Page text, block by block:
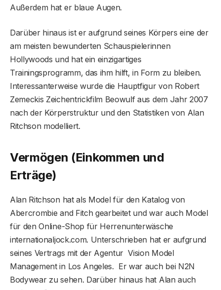
Außerdem hat er blaue Augen.
Darüber hinaus ist er aufgrund seines Körpers eine der
am meisten bewunderten Schauspielerinnen
Hollywoods und hat ein einzigartiges
Trainingsprogramm, das ihm hilft, in Form zu bleiben.
Interessanterweise wurde die Hauptfigur von Robert
Zemeckis Zeichentrickfilm Beowulf aus dem Jahr 2007
nach der Körperstruktur und den Statistiken von Alan
Ritchson modelliert.
Vermögen (Einkommen und
Erträge)
Alan Ritchson hat als Model für den Katalog von
Abercrombie and Fitch gearbeitet und war auch Model
für den Online-Shop für Herrenunterwäsche
internationaljock.com. Unterschrieben hat er aufgrund
seines Vertrags mit der Agentur Vision Model
Management in Los Angeles. Er war auch bei N2N
Bodywear zu sehen. Darüber hinaus hat Alan auch